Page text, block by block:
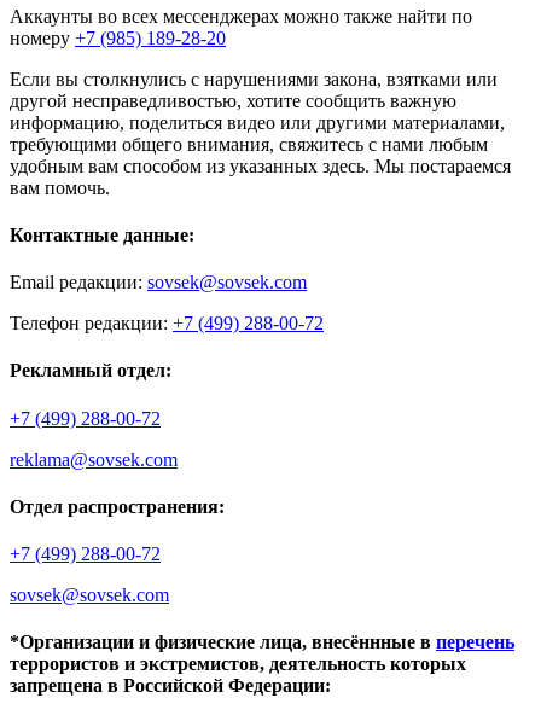
Аккаунты во всех мессенджерах можно также найти по
номеру +7 (985) 189-28-20
Если вы столкнулись с нарушениями закона, взятками или
другой несправедливостью, хотите сообщить важную
информацию, поделиться видео или другими материалами,
требующими общего внимания, свяжитесь с нами любым
удобным вам способом из указанных здесь. Мы постараемся
вам помочь.
Контактные данные:
Email редакции: sovsek@sovsek.com
Телефон редакции: +7 (499) 288-00-72
Рекламный отдел:
+7 (499) 288-00-72
reklama@sovsek.com
Отдел распространения:
+7 (499) 288-00-72
sovsek@sovsek.com
*Организации и физические лица, внесённные в перечень
террористов и экстремистов, деятельность которых
запрещена в Российской Федерации: